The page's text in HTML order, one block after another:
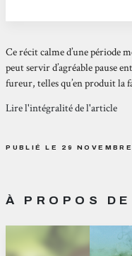
Ce récit calme d’une période
peut servir d’agréable pause
fureur, telles qu’en produit la
Lire l'intégralité de l'article
PUBLIÉ LE 29
À PROPOS